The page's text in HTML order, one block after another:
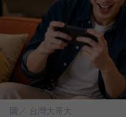
圖／ 台灣大哥大